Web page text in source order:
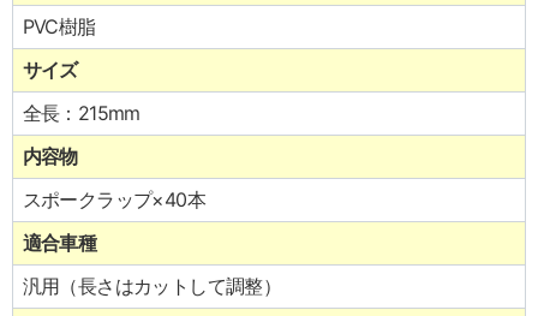
PVC樹脂
サイズ
全長：215mm
内容物
スポークラップ×40本
適合車種
汎用（長さはカットして調整）